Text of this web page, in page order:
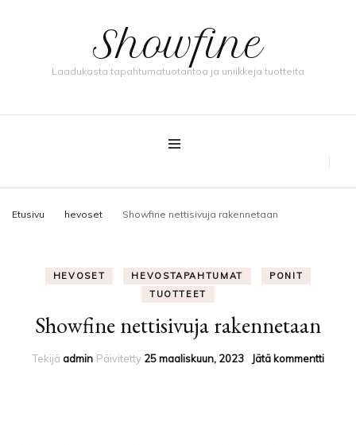
Showfine
Laadukasta tapahtumatuotantoa ja uniikkeja tuotteita
Etusivu hevoset Showfine nettisivuja rakennetaan
HEVOSET HEVOSTAPAHTUMAT
PONIT
TUOTTEET
Showfine nettisivuja rakennetaan
Tekijä admin Päivitetty 25 maaliskuun, 2023 Jätä kommentti